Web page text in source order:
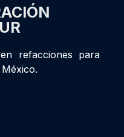
refacciones para